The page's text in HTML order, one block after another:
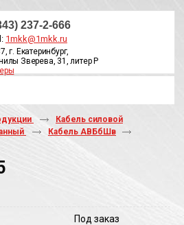
237-2-666
1mkk@1mkk.ru
г. Екатеринбург,
Зверева, 31, литер Р
Кабель силовой
Кабель АВБбШв
Под заказ